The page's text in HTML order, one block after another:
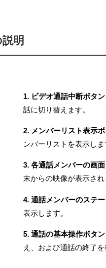
明
1. ビデオ通話中断ボタン
話に切り替えます。
2. メンバーリスト表示
ンバーリストを表示しま
3. 各通話メンバーの画面
末からの映像が表示され
4. 通話メンバーのステー
表示します。
5. 通話の基本操作ボタン
え、および通話の終了を